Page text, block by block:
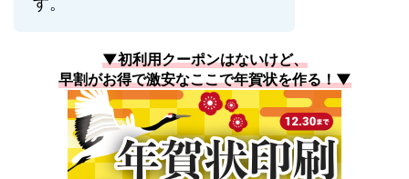
▼初利用クーポンはないけど、
早割がお得で激安なここで年賀状を作る！▼